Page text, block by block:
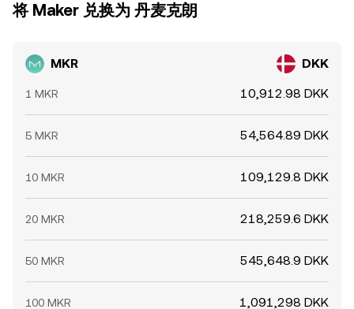
将 Maker 兑换为 丹麦克朗
MKR DKK
1 MKR 10,912.98 DKK
5 MKR 54,564.89 DKK
10 MKR 109,129.8 DKK
20 MKR 218,259.6 DKK
50 MKR 545,648.9 DKK
100 MKR 1,091,298 DKK